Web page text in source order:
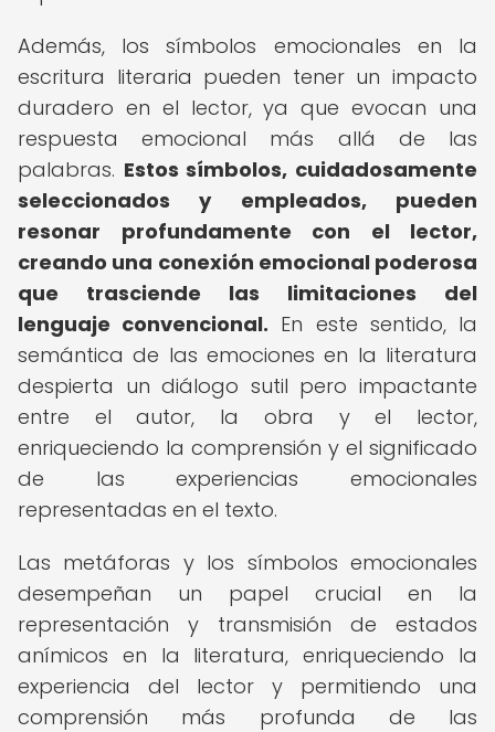
Además, los símbolos emocionales en la
escritura literaria pueden tener un impacto
duradero en el lector, ya que evocan una
respuesta emocional más allá de las
palabras. Estos símbolos, cuidadosamente
seleccionados y empleados, pueden
resonar profundamente con el lector,
creando una conexión emocional poderosa
que trasciende las limitaciones del
lenguaje convencional. En este sentido, la
semántica de las emociones en la literatura
despierta un diálogo sutil pero impactante
entre el autor, la obra y el lector,
enriqueciendo la comprensión y el significado
de las experiencias emocionales
representadas en el texto.
Las metáforas y los símbolos emocionales
desempeñan un papel crucial en la
representación y transmisión de estados
anímicos en la literatura, enriqueciendo la
experiencia del lector y permitiendo una
comprensión más profunda de las